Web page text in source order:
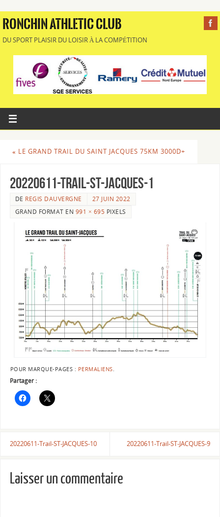
RONCHIN ATHLETIC CLUB
DU SPORT PLAISIR DU LOISIR À LA COMPÉTITION
« LE GRAND TRAIL DU SAINT JACQUES 75KM 3000D+
20220611-Trail-ST-JACQUES-1
DE REGIS DAUVERGNE
27 JUIN 2022
GRAND FORMAT EN 991 × 695 PIXELS
POUR MARQUE-PAGES : PERMALIENS.
Partager :
20220611-Trail-ST-JACQUES-10 20220611-Trail-ST-JACQUES-9
Laisser un commentaire